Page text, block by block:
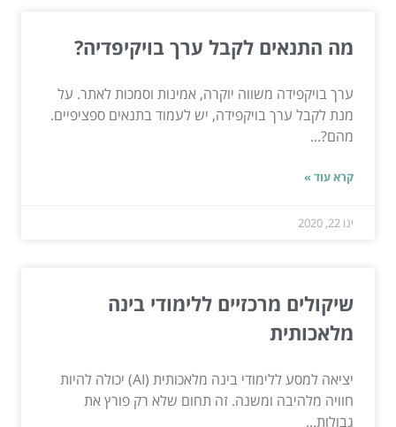
מה התנאים לקבל ערך בויקיפדיה?
ערך בויקפידה משווה יוקרה, אמינות וסמכות לאתר. על
מנת לקבל ערך בויקפידה, יש לעמוד בתנאים ספציפיים.
מהם?...
קרא עוד »
ינו 22, 2020
שיקולים מרכזיים ללימודי בינה
מלאכותית
יציאה למסע ללימודי בינה מלאכותית (AI) יכולה להיות
חוויה מלהיבה ומשנה. זה תחום שלא רק פורץ את
גבולות...